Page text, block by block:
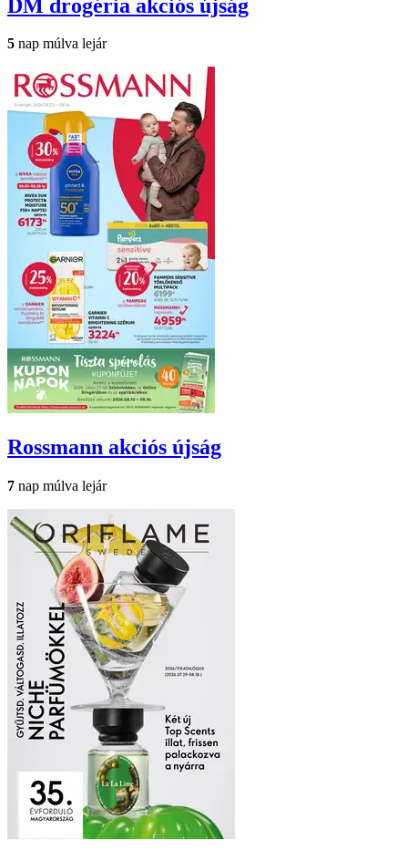
DM drogéria akciós újság
5 nap múlva lejár
Rossmann akciós újság
7 nap múlva lejár